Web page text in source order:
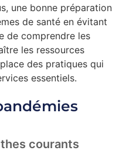
une bonne préparation
de santé en évitant
de comprendre les
les ressources
des pratiques qui
essentiels.
courants